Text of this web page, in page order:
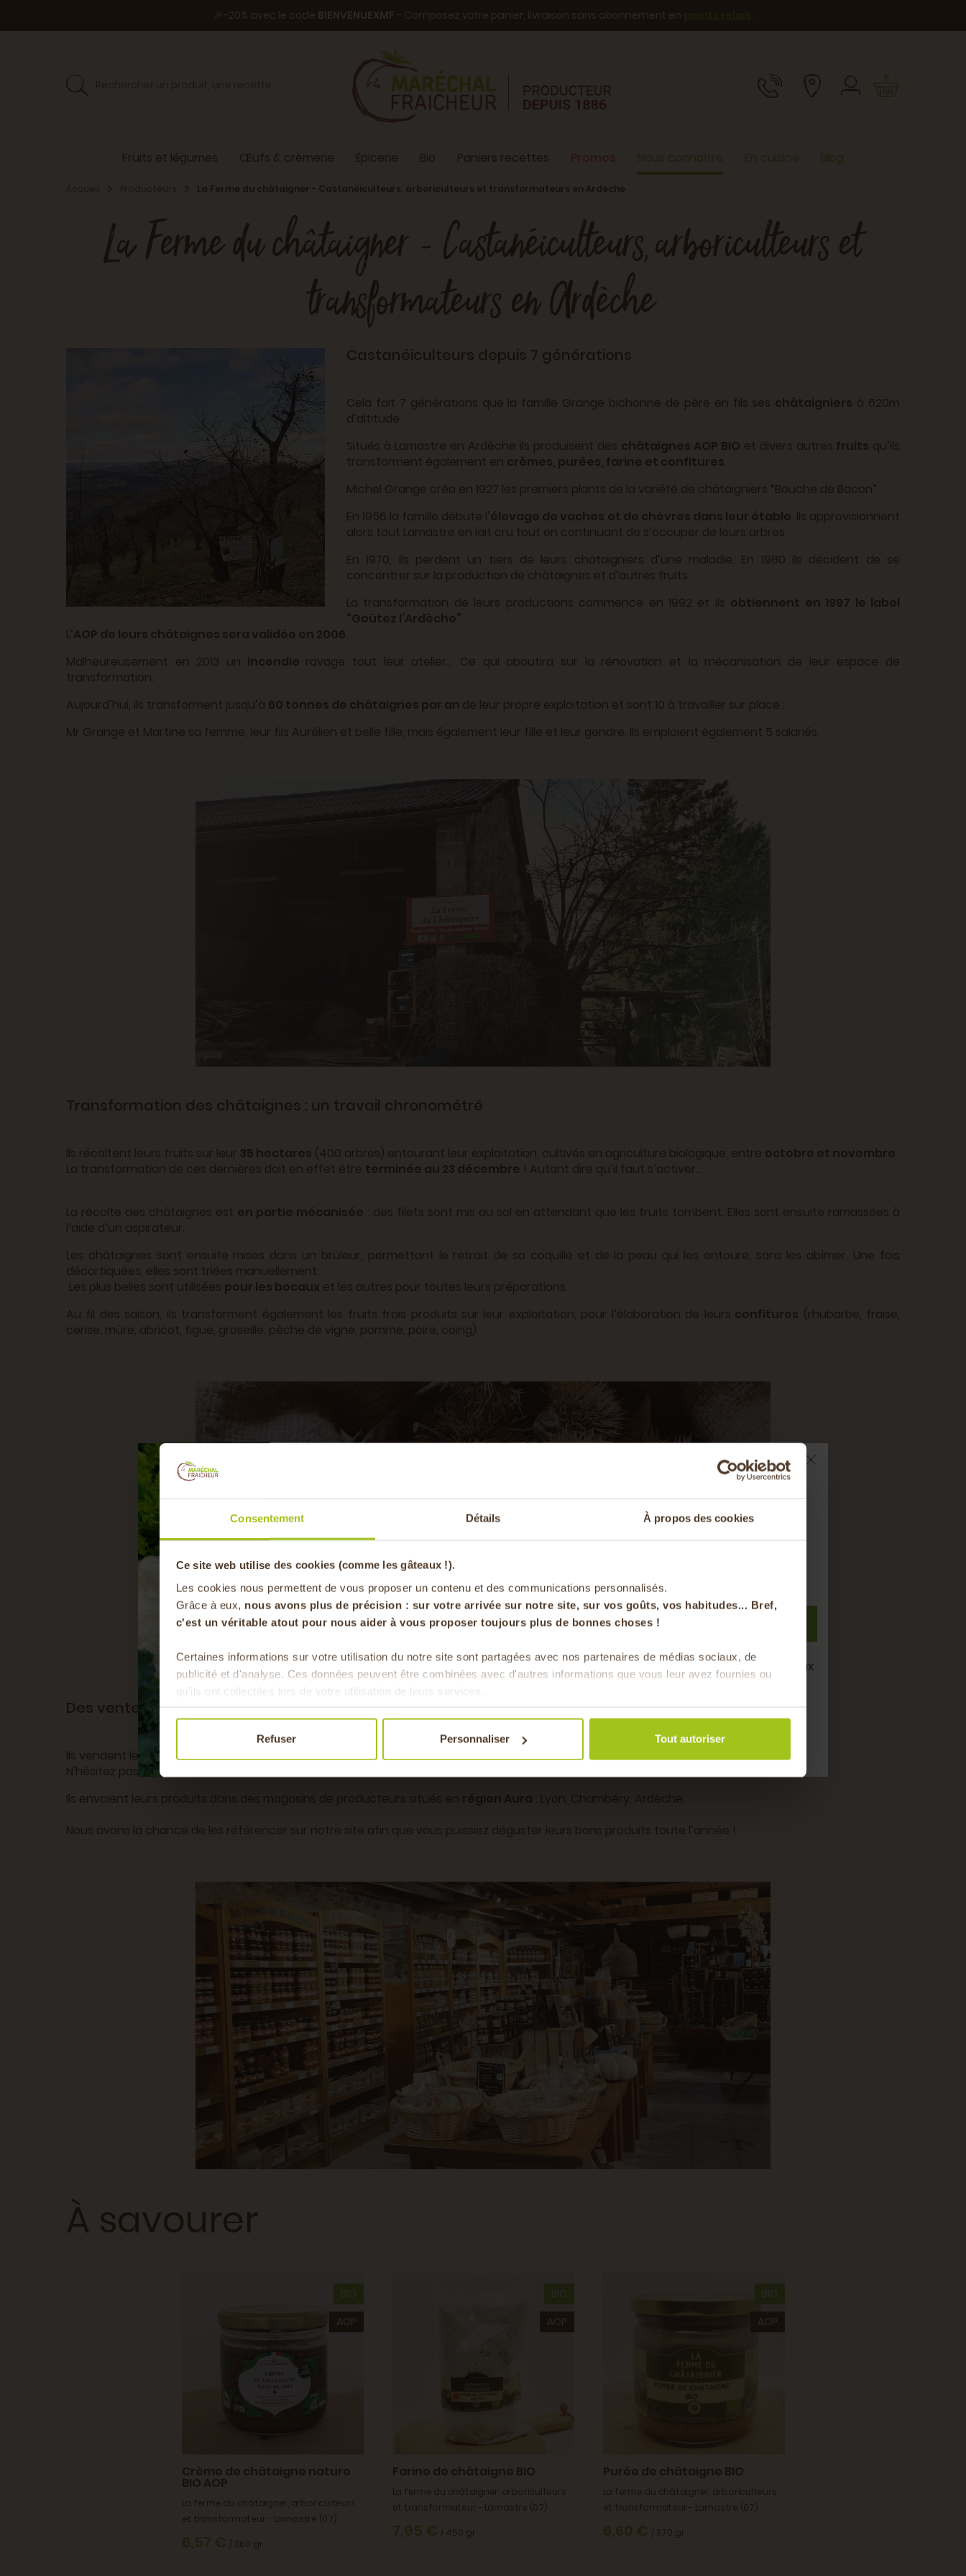
Consentement Détails À propos des cookies
Ce site web utilise des cookies (comme les gâteaux !).
Les cookies nous permettent de vous proposer un contenu et des communications personnalisés.
Grâce à eux, nous avons plus de précision : sur votre arrivée sur notre site, sur vos goûts, vos habitudes... Bref,
c'est un véritable atout pour nous aider à vous proposer toujours plus de bonnes choses !
Certaines informations sur votre utilisation du notre site sont partagées avec nos partenaires de médias sociaux, de
publicité et d'analyse. Ces données peuvent être combinées avec d'autres informations que vous leur avez fournies ou
qu'ils ont collectées lors de votre utilisation de leurs services.
Refuser Personnaliser Tout autoriser
🎉-20% avec le code BIENVENUEXMF - Composez votre panier, livraison sans abonnement en .
Fruits et légumes Œufs & crèmerie Épicerie Bio Paniers recettes Nous connaître En cuisine Blog
La Ferme du châtaigner - Castanéiculteurs, arboriculteurs et transformateurs en Ardèche
La Ferme du châtaigner - Castanéiculteurs, arboriculteurs et
transformateurs en Ardèche
Castanéiculteurs depuis 7 générations
Cela fait 7 générations que la famille Grange bichonne de père en fils ses châtaigniers à 620m
d’altitude.
Situés à Lamastre en Ardèche ils produisent des châtaignes AOP BIO et divers autres fruits qu’ils
transforment également en crèmes, purées, farine et confitures.
Michel Grange créa en 1927 les premiers plants de la variété de châtaigniers “Bouche de Bacon”.
En 1956 la famille débute l’élevage de vaches et de chèvres dans leur étable. Ils approvisionnent
alors tout Lamastre en lait cru tout en continuant de s’occuper de leurs arbres.
En 1970, ils perdent un tiers de leurs châtaigniers d’une maladie. En 1980 ils décident de se
concentrer sur la production de châtaignes et d’autres fruits.
La transformation de leurs productions commence en 1992 et ils obtiennent en 1997 le label
“Goûtez l’Ardèche”.
L’AOP de leurs châtaignes sera validée en 2006.
Malheureusement en 2013 un incendie ravage tout leur atelier… Ce qui aboutira sur la rénovation et la mécanisation de leur espace de
transformation.
Aujourd’hui, ils transforment jusqu’à 60 tonnes de châtaignes par an de leur propre exploitation et sont 10 à travailler sur place :
Mr Grange et Martine sa femme, leur fils Aurélien et belle fille, mais également leur fille et leur gendre. Ils emploient également 5 salariés.
Transformation des châtaignes : un travail chronométré
Ils récoltent leurs fruits sur leur 35 hectares (400 arbres) entourant leur exploitation, cultivés en agriculture biologique, entre octobre et novembre.
La transformation de ces dernières doit en effet être terminée au 23 décembre ! Autant dire qu’il faut s’activer…
La récolte des châtaignes est en partie mécanisée : des filets sont mis au sol en attendant que les fruits tombent. Elles sont ensuite ramassées à
l’aide d’un aspirateur.
Les châtaignes sont ensuite mises dans un brûleur, permettant le retrait de sa coquille et de la peau qui les entoure, sans les abîmer. Une fois
décortiquées, elles sont triées manuellement.
Les plus belles sont utilisées pour les bocaux et les autres pour toutes leurs préparations.
Au fil des saison, ils transforment également les fruits frais produits sur leur exploitation, pour l’élaboration de leurs confitures (rhubarbe, fraise,
cerise, mûre, abricot, figue, groseille, pêche de vigne, pomme, poire, coing).
Des ventes en circuit-court
Ils vendent leur production dans leurancienne chèvrerie, transformée en boutique, mais aussi sur leursite internet.
N'hésitez pas à passer les voir lors de vos balades ardéchoises !
Ils envoient leurs produits dans des magasins de producteurs situés en
Nous avons la chance de les référencer sur notre site afin que vous puissiez déguster leurs bons produits toute l’année !
À savourer
BIO
AOP
Crème de châtaigne nature
BIO AOP
La ferme du châtaigner, arboriculteurs
et transformateur - Lamastre (07)
6,57 € / 360 gr
BIO
AOP
Farine de châtaigne BIO
La ferme du châtaigner, arboriculteurs
et transformateur - Lamastre (07)
7,95 € / 450 gr
BIO
AOP
Purée de châtaigne BIO
La ferme du châtaigner, arboriculteurs
et transformateur - Lamastre (07)
6,60 € / 370 gr
-20% offerts sur votre
panier
en vous inscrivant à notre newsletter
Pour faire le plein chaque semaine de bons produits locaux
& de saison !